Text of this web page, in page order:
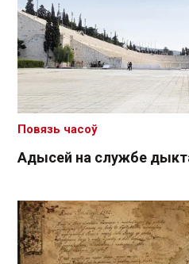
Адысей на службе
Повязь часоў